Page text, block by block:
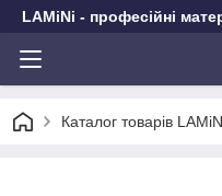
LAMiNi - професійні
Каталог товарів